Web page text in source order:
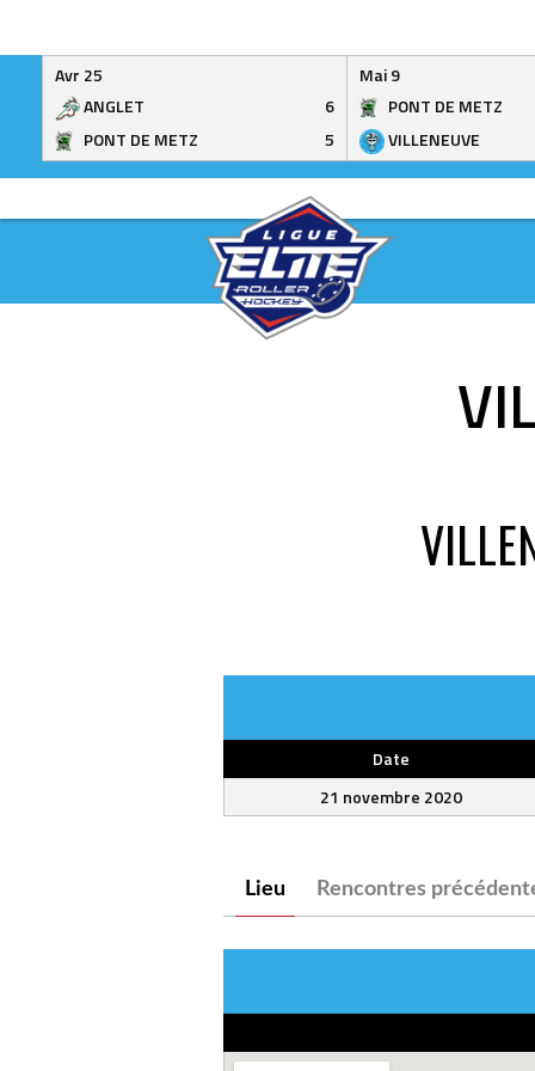
Avr 25
ANGLET
6
PONT DE METZ
5
Mai 9
PONT DE METZ
VILLENEUVE
content
Date
21 novembre 2020
Lieu Rencontres